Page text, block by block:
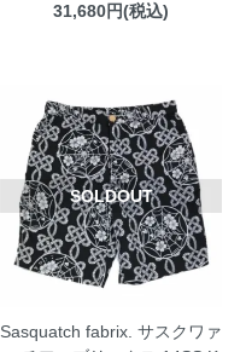
31,680円(税込)
SOLDOUT
Sasquatch fabrix. サスクワァ